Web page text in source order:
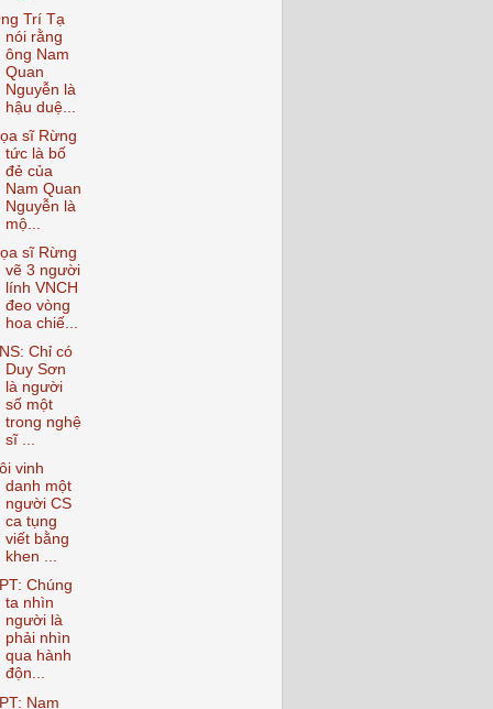
Trí Tạ
nói rằng
ông Nam
Quan
Nguyễn là
hậu duệ...
sĩ Rừng
tức là bố
đẻ của
Nam Quan
Nguyễn là
mộ...
sĩ Rừng
vẽ 3 người
lính VNCH
đeo vòng
hoa chiế...
Chỉ có
Duy Sơn
là người
số một
trong nghệ
sĩ ...
vinh
danh một
người CS
ca tụng
viết bằng
khen ...
Chúng
ta nhìn
người là
phải nhìn
qua hành
độn...
Nam